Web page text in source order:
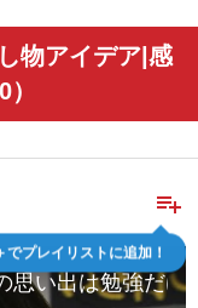
物アイデア|感
playlist_add
でプレイリストに追加！
思い出は勉強だ